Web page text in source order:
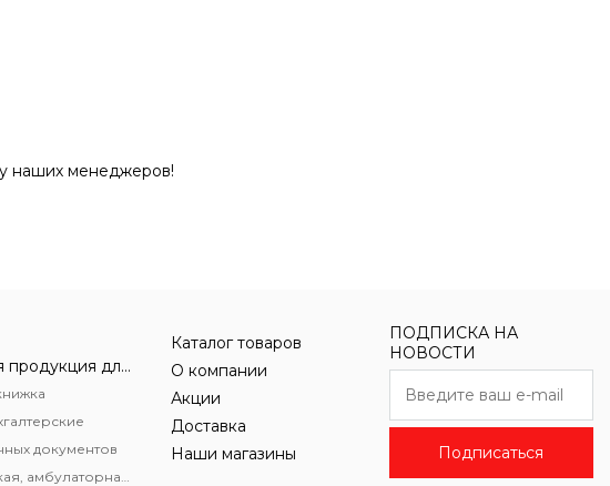
наших менеджеров!
Бумажная продукция для офиса
документов
Каталог товаров
О компании
Акции
Доставка
Наши магазины
ПОДПИСКА НА
НОВОСТИ
Подписаться